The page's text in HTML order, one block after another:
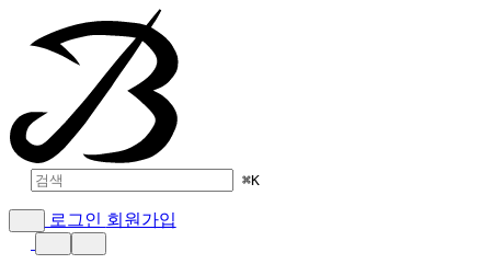
⌘K
로그인 회원가입